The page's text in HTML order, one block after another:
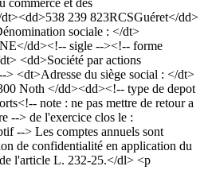
239 823RCSGuéret</dd>
sociale : </dt>
dd><!-- sigle --><!-- forme
<dd>Société par actions
> <dt>Adresse du siège social : </dt>
Noth </dd><dd><!-- type de depot
note : ne pas mettre de retour a
--> de l'exercice clos le :
--> Les comptes annuels sont
de confidentialité en application du
l'article L. 232-25.</dl> <p